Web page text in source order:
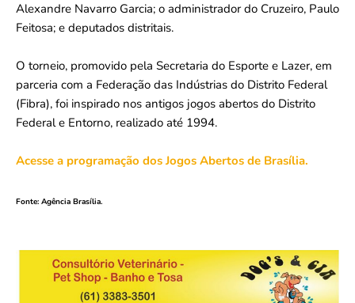
Alexandre Navarro Garcia; o administrador do Cruzeiro, Paulo
Feitosa; e deputados distritais.
O torneio, promovido pela Secretaria do Esporte e Lazer, em
parceria com a Federação das Indústrias do Distrito Federal
(Fibra), foi inspirado nos antigos jogos abertos do Distrito
Federal e Entorno, realizado até 1994.
Acesse a programação dos Jogos Abertos de Brasília.
Fonte: Agência Brasília.